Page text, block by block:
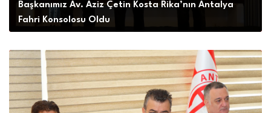
Başkanımız Av. Aziz Çetin Kosta Rika’nın Antalya
Fahri Konsolosu Oldu